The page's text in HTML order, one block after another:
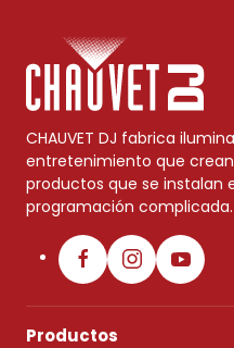
CHAUVET DJ fabrica
entretenimiento que
productos que se instalan
programación complicada.
Productos